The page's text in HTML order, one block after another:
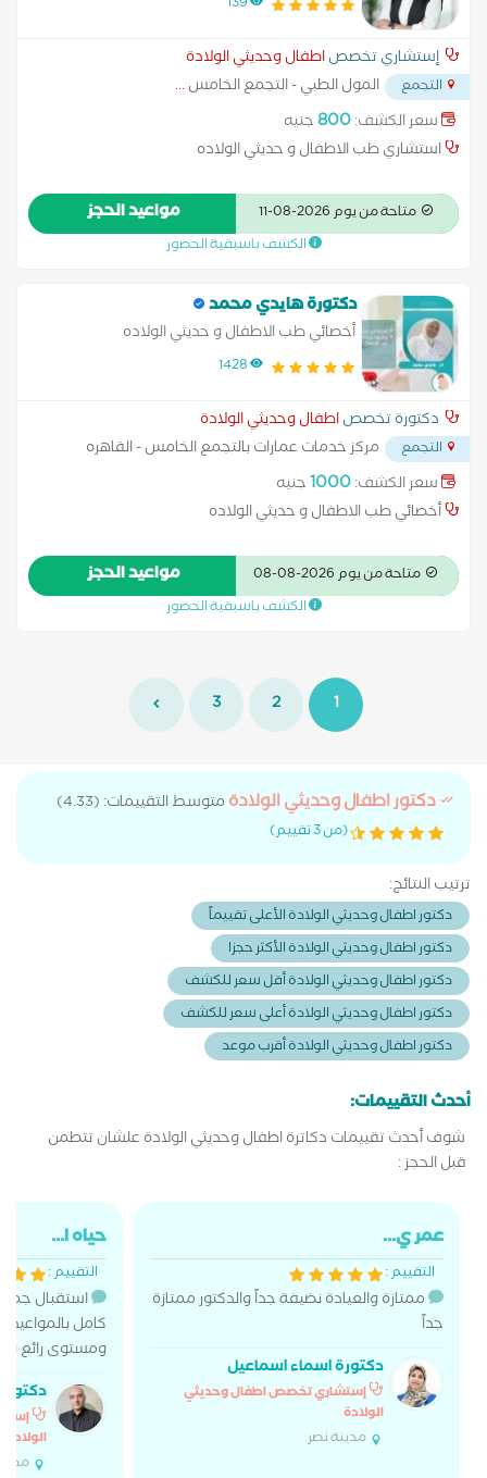
إستشاري تخصصاطفال وحديثي الولادة
التجمع المول الطبي - التجمع الخامس...
سعر الكشف:800جنيه
استشاري طب الاطفال و حديثي الولاده
متاحة من يوم 2026-08-11 مواعيد الحجز
الكشف باسبقية الحضور
دكتورة هايدي محمد
أخصائي طب الاطفال و حديثي الولاده
1428
دكتورة تخصصاطفال وحديثي الولادة
التجمع
مركز خدمات عمارات بالتجمع الخامس - القاهره
الجديده...
سعر الكشف:1000جنيه
أخصائي طب الاطفال و حديثي الولاده
متاحة من يوم 2026-08-08 مواعيد الحجز
الكشف باسبقية الحضور
1
2
3
دكتور اطفال وحديثي الولادة متوسط التقييمات: (4.33)
(من 3 تقييم)
ترتيب النتائج:
دكتور اطفال وحديثي الولادة الأعلى تقييماً
دكتور اطفال وحديثي الولادة الأكثر حجزا
دكتور اطفال وحديثي الولادة أقل سعر للكشف
دكتور اطفال وحديثي الولادة أعلى سعر للكشف
دكتور اطفال وحديثي الولادة أقرب موعد
أحدث التقييمات:
شوف أحدث تقييمات دكاترة اطفال وحديثي الولادة علشان تتطمن
قبل الحجز :
عمر ي...
التقييم :
ممتازة والعيادة نضيفة جداً والدكتور ممتازة
جداً
دكتورة اسماء اسماعيل
إستشاري تخصص اطفال وحديثي
الولادة
مدينة نصر
حياه ا...
التقييم :
استقبال
كامل
ومستوى رائع
دكتور
الولادة